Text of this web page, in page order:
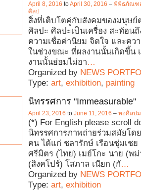
April 8, 2016 toApril 30, 2016 – พิพิธภัณฑ
ศิลป
สิ่งที่เติบโตคู่กับสังคมของมนุษ
ศิลปะ ศิลปะเป็นเครื่อง สะท้อน
ความเชื่อค่านิยม จิตใจ และคว
ในช่วงขณะ ที่ผลงานนั้นเกิดขึ้น
งานนั้นย่อมไม่อา…
Organized by NEWS
Type: art, exhibition, painting
นิทรรศการ "Immeasurable"
April 23, 2016 to June 11, 2016 – หอศิลปม
(*) For English please scroll
นิทรรศการภาพถ่ายร่วมสมัยโ
คน ได้แก่ ชลารักษ์ เรือนชุ่มเชย
ศรีมิตร (ไทย) เมย์โกะ นาย (พ
(สิงคโปร์) โสภาล เนียก (กั…
Organized by NEWS
Type: art, exhibition